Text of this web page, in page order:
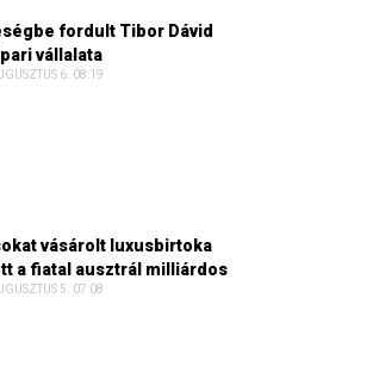
fordult Tibor Dávid
vállalata
6. 08:19
vásárolt luxusbirtoka
a fiatal ausztrál milliárdos
5. 07:08